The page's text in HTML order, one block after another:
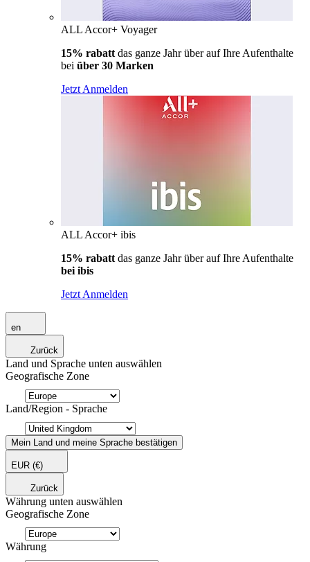
ALL Accor+ Voyager
15% rabatt das ganze Jahr über auf Ihre Aufenthalte
bei über 30 Marken
Jetzt Anmelden
ALL Accor+ ibis
15% rabatt das ganze Jahr über auf Ihre Aufenthalte
bei ibis
Jetzt Anmelden
en
Zurück
Land und Sprache unten auswählen
Geografische Zone
Land/Region - Sprache
Mein Land und meine Sprache bestätigen
EUR (€)
Zurück
Währung unten auswählen
Geografische Zone
Währung